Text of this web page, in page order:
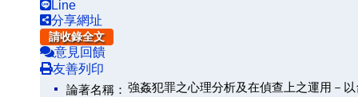
Line
分享網址
請收錄全文
意見回饋
友善列印
論著名稱： 強姦犯罪之心理分析及在偵查上之運用－